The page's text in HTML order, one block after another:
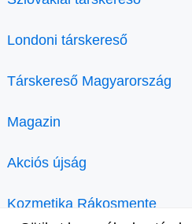
Londoni társkereső
Társkereső Magyarország
Magazin
Akciós újság
Kozmetika Rákosmente